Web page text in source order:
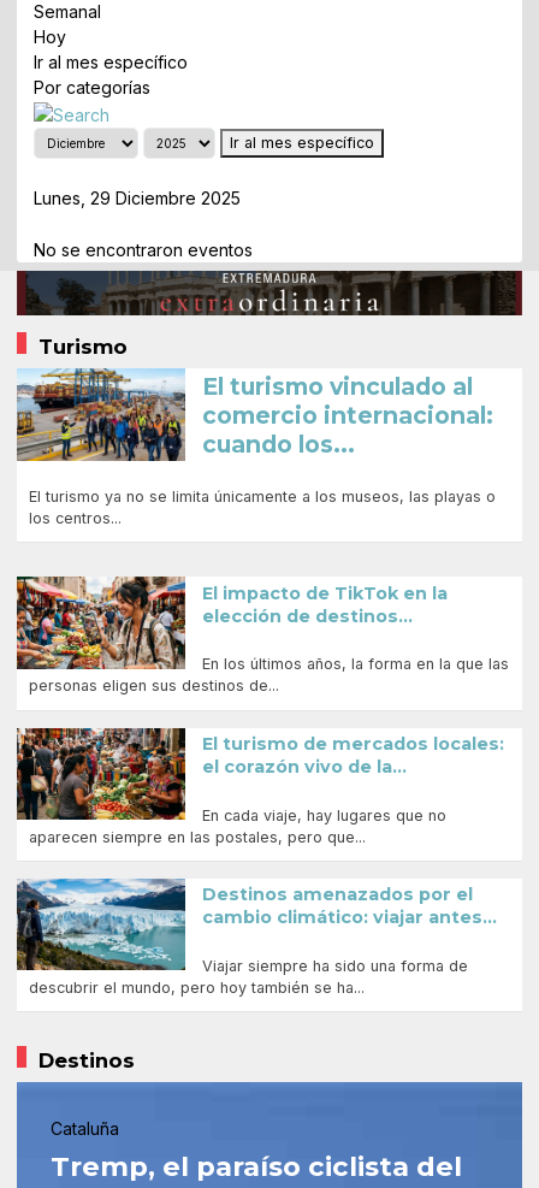
Semanal
Hoy
Ir al mes específico
Por categorías
Ir al mes específico
Lunes, 29 Diciembre 2025
No se encontraron eventos
Turismo
El turismo vinculado al
comercio internacional:
cuando los...
El turismo ya no se limita únicamente a los museos, las playas o
los centros...
El impacto de TikTok en la
elección de destinos...
En los últimos años, la forma en la que las
personas eligen sus destinos de...
El turismo de mercados locales:
el corazón vivo de la...
En cada viaje, hay lugares que no
aparecen siempre en las postales, pero que...
Destinos amenazados por el
cambio climático: viajar antes...
Viajar siempre ha sido una forma de
descubrir el mundo, pero hoy también se ha...
Destinos
Cataluña
Tremp, el paraíso ciclista del